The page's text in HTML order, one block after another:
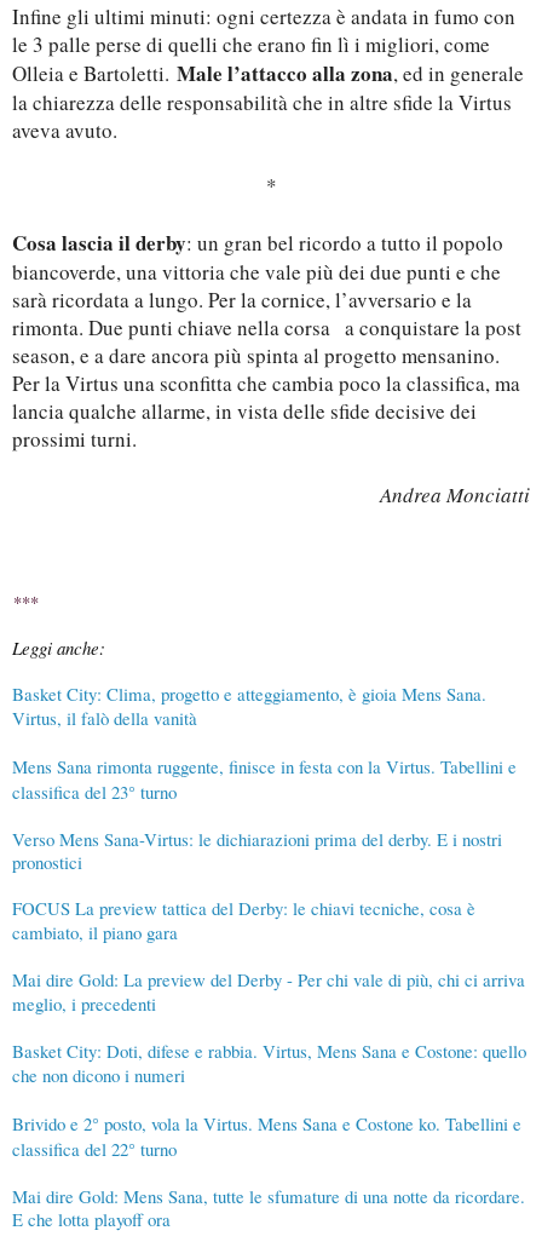
Infine gli ultimi minuti: ogni certezza è andata in fumo con
le 3 palle perse di quelli che erano fin lì i migliori, come
Olleia e Bartoletti. Male l’attacco alla zona, ed in generale
la chiarezza delle responsabilità che in altre sfide la Virtus
aveva avuto.
*
Cosa lascia il derby: un gran bel ricordo a tutto il popolo
biancoverde, una vittoria che vale più dei due punti e che
sarà ricordata a lungo. Per la cornice, l’avversario e la
rimonta. Due punti chiave nella corsa a conquistare la post
season, e a dare ancora più spinta al progetto mensanino.
Per la Virtus una sconfitta che cambia poco la classifica, ma
lancia qualche allarme, in vista delle sfide decisive dei
prossimi turni.
Andrea Monciatti
***
Leggi anche:
Basket City: Clima, progetto e atteggiamento, è gioia Mens Sana.
Virtus, il falò della vanità
Mens Sana rimonta ruggente, finisce in festa con la Virtus. Tabellini e
classifica del 23° turno
Verso Mens Sana-Virtus: le dichiarazioni prima del derby. E i nostri
pronostici
FOCUS La preview tattica del Derby: le chiavi tecniche, cosa è
cambiato, il piano gara
Mai dire Gold: La preview del Derby - Per chi vale di più, chi ci arriva
meglio, i precedenti
Basket City: Doti, difese e rabbia. Virtus, Mens Sana e Costone: quello
che non dicono i numeri
Brivido e 2° posto, vola la Virtus. Mens Sana e Costone ko. Tabellini e
classifica del 22° turno
Mai dire Gold: Mens Sana, tutte le sfumature di una notte da ricordare.
E che lotta playoff ora